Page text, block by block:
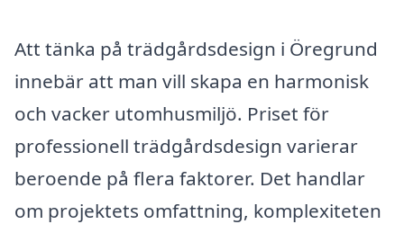
Att tänka på trädgårdsdesign i Öregrund
innebär att man vill skapa en harmonisk
och vacker utomhusmiljö. Priset för
professionell trädgårdsdesign varierar
beroende på flera faktorer. Det handlar
om projektets omfattning, komplexiteten